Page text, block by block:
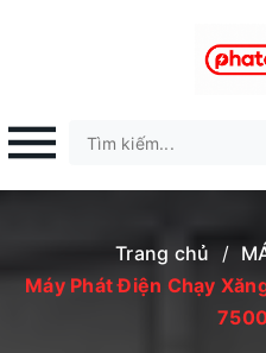
Trang chủ /
Máy Phát Điện Chạy